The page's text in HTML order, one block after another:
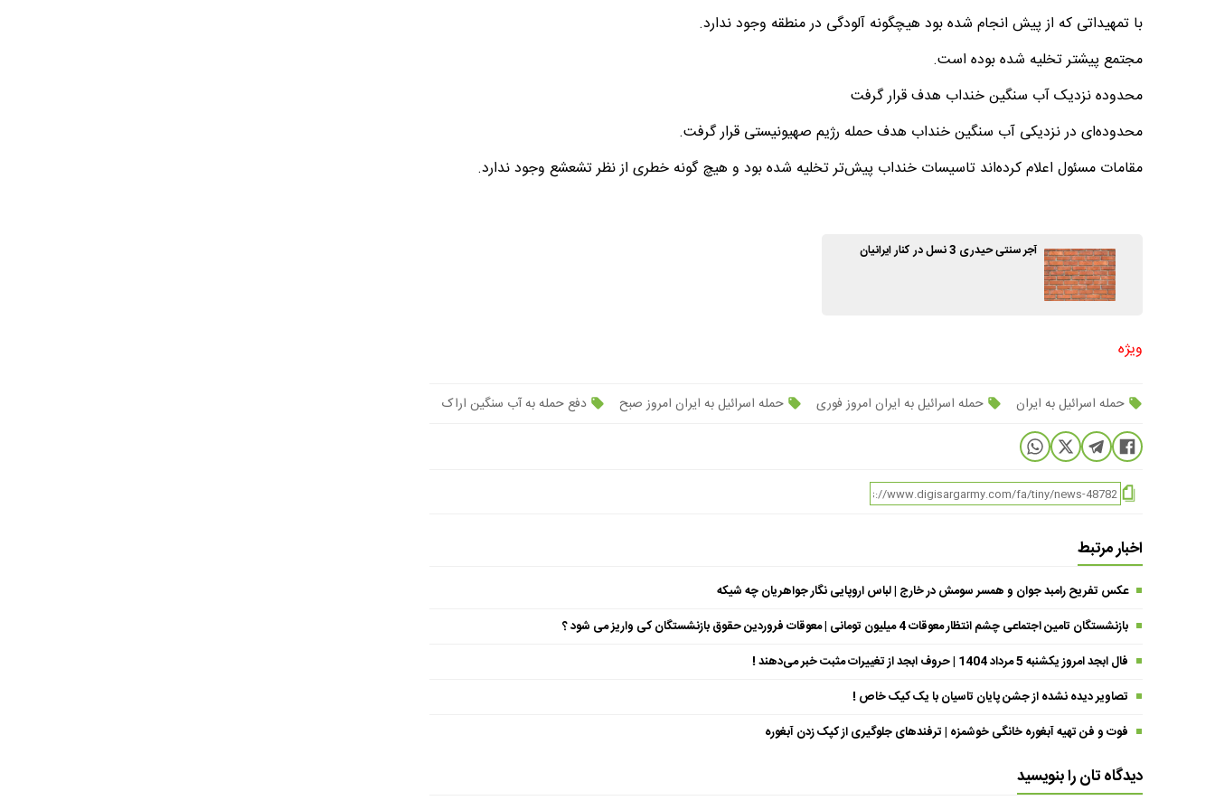
با تمهیداتی که از پیش انجام شده بود هیچگونه آلودگی در منطقه وجود ندارد.
مجتمع پیشتر تخلیه شده بوده است.
محدوده نزدیک آب سنگین خنداب هدف قرار گرفت
محدوده‌ای در نزدیکی آب سنگین خنداب هدف حمله رژیم صهیونیستی قرار گرفت.
مقامات مسئول اعلام کرده‌اند تاسیسات خنداب پیش‌تر تخلیه شده بود و هیچ گونه خطری از نظر تشعشع وجود ندارد.
آجر سنتی حیدری 3 نسل در کنار ایرانیان
ویژه
حمله اسرائیل به ایران حمله اسرائیل به ایران امروز فوری حمله اسرائیل به ایران امروز صبح دفع حمله به آب سنگین اراک
اخبار مرتبط
عکس تفریح رامبد جوان و همسر سومش در خارج | لباس اروپایی نگار جواهریان چه شیکه
بازنشستگان تامین اجتماعی چشم انتظار معوقات 4 میلیون تومانی | معوقات فروردین حقوق بازنشستگان کی واریز می شود ؟
فال ابجد امروز یکشنبه 5 مرداد 1404 | حروف ابجد از تغییرات مثبت خبر می‌دهند !
تصاویر دیده نشده از جشن پایان تاسیان با یک کیک خاص !
فوت و فن تهیه آبغوره خانگی خوشمزه | ترفندهای جلوگیری از کپک زدن آبغوره
دیدگاه تان را بنویسید